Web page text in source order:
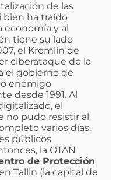
de las
bien ha traído
y al
tiene su lado
el Kremlin de
ciberataque de la
el gobierno de
enemigo
desde 1991. Al
el
pudo resistir al
varios días.
públicos
la OTAN
de Protección
Tallin (la capital de